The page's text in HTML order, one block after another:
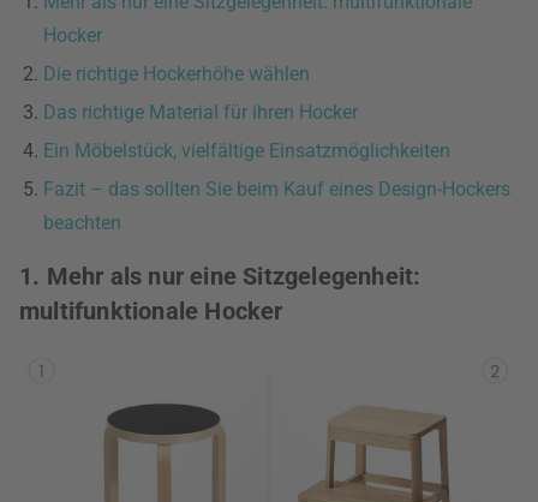
Hocker
Die richtige Hockerhöhe wählen
Das richtige Material für ihren Hocker
Ein Möbelstück, vielfältige Einsatzmöglichkeiten
Fazit – das sollten Sie beim Kauf eines Design-Hockers
beachten
1. Mehr als nur eine Sitzgelegenheit:
multifunktionale Hocker